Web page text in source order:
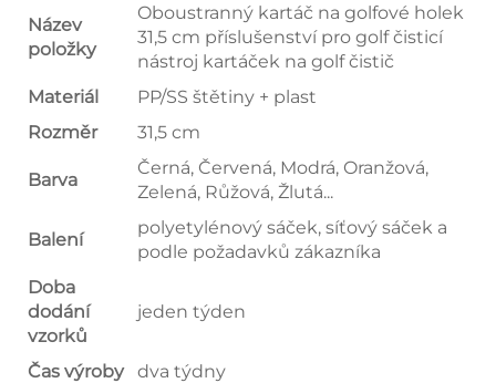
Název
položky
Oboustranný kartáč na golfové holek
31,5 cm příslušenství pro golf čisticí
nástroj kartáček na golf čistič
Materiál
PP/SS štětiny + plast
Rozměr
31,5 cm
Barva
Černá, Červená, Modrá, Oranžová,
Zelená, Růžová, Žlutá...
Balení
polyetylénový sáček, síťový sáček a
podle požadavků zákazníka
Doba
dodání
vzorků
jeden týden
Čas výroby
dva týdny